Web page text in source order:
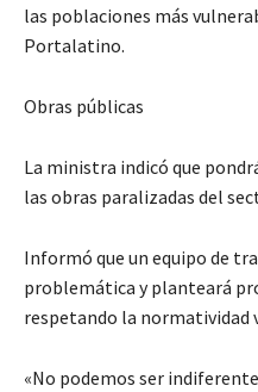
las poblaciones más
Portalatino.
Obras públicas
La ministra indicó que
las obras paralizadas del
Informó que un equipo de
problemática y planteará
respetando la normatividad
«No podemos ser